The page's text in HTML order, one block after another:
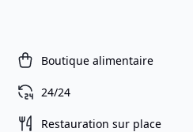
Boutique alimentaire
24/24
Restauration sur place